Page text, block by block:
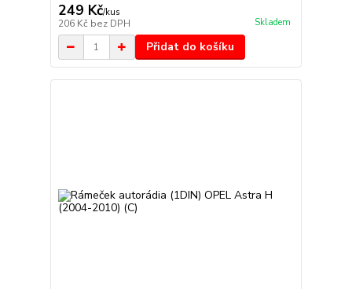
249 Kč/kus
206 Kč bez DPH Skladem
Přidat do košíku